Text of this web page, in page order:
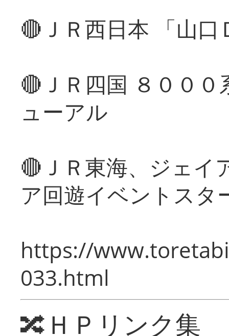
🔴ＪＲ西日本 「山
🔴ＪＲ四国 ８００
ューアル
🔴ＪＲ東海、ジェイ
ア回遊イベントスタ
https://
033.html
🔀ＨＰリンク集